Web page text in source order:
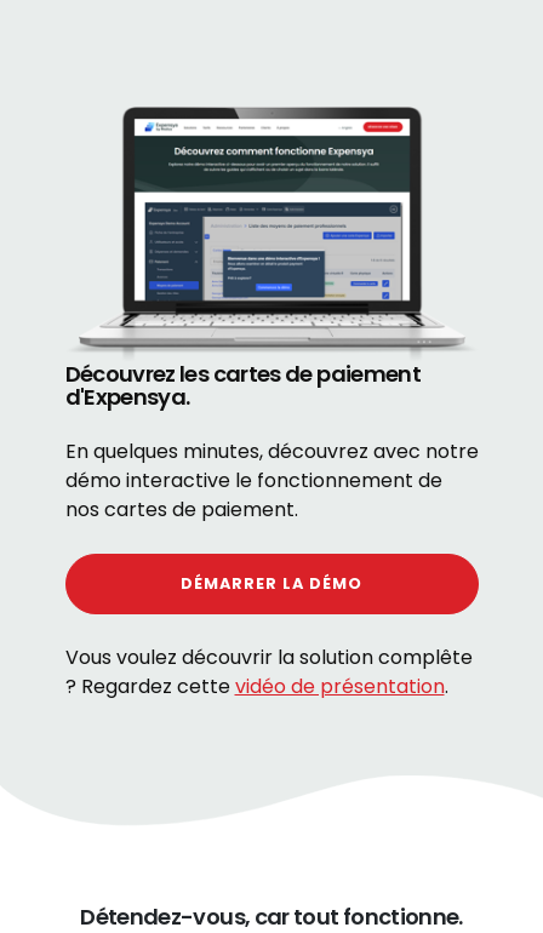
Découvrez les cartes de paiement
d'Expensya.
En quelques minutes, découvrez avec notre
démo interactive le fonctionnement de
nos cartes de paiement.
DÉMARRER LA DÉMO
Vous voulez découvrir la solution complête
? Regardez cettevidéo de présentation.
Détendez-vous, car tout fonctionne.